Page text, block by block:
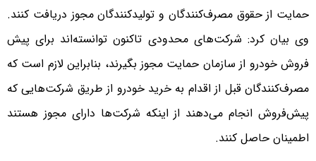
حمایت از حقوق مصرف‌کنندگان و تولیدکنندگان مجوز دریافت کنند.
وی بیان کرد: شرکت‌های محدودی تاکنون توانسته‌اند برای پیش
فروش خودرو از سازمان حمایت مجوز بگیرند، بنابراین لازم است که
مصرف‌کنندگان قبل از اقدام به خرید خودرو از طریق شرکت‌هایی که
پیش‌فروش انجام می‌دهند از اینکه شرکت‌ها دارای مجوز هستند
اطمینان حاصل کنند.